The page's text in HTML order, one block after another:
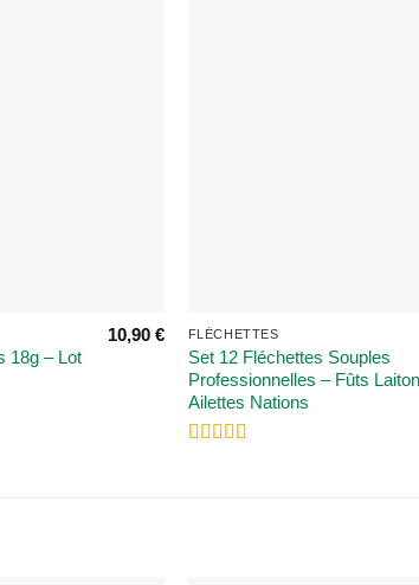
18g – Lot
10,90€ FLÉCHETTES
Set 12 Fléchettes Souples
Professionnelles – Fûts
Ailettes Nations